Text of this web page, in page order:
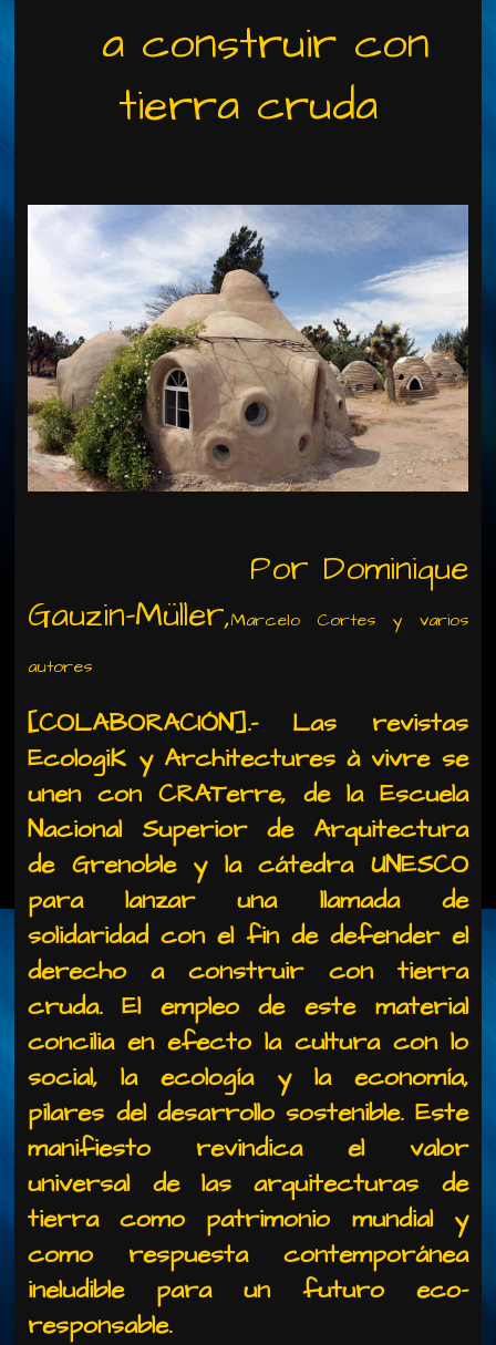
a construir con
tierra cruda
Por Dominique
Gauzin-Müller,Marcelo Cortes y varios
autores
[COLABORACIÓN].- Las revistas
EcologiK y Architectures à vivre se
unen con CRATerre, de la Escuela
Nacional Superior de Arquitectura
de Grenoble y la cátedra UNESCO
para lanzar una llamada de
solidaridad con el fin de defender el
derecho a construir con tierra
cruda. El empleo de este material
concilia en efecto la cultura con lo
social, la ecología y la economía,
pilares del desarrollo sostenible. Este
manifiesto revindica el valor
universal de las arquitecturas de
tierra como patrimonio mundial y
como respuesta contemporánea
ineludible para un futuro eco-
responsable.